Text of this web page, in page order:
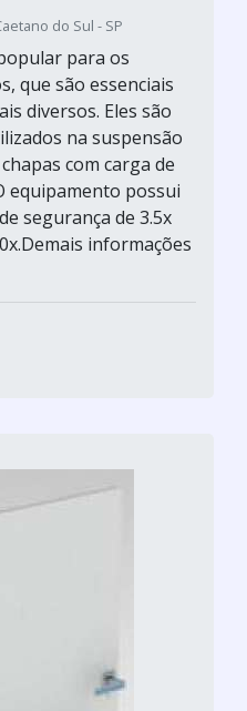
do Sul - SP
para os
que são essenciais
diversos. Eles são
na suspensão
com carga de
equipamento possui
segurança de 3.5x
informações